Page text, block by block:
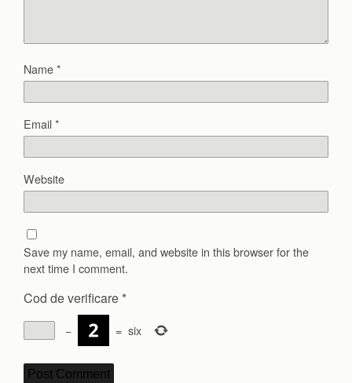
Name*
Email*
Website
Save my name, email, and website in this browser for the
next time I comment.
Cod de verificare *
− = six